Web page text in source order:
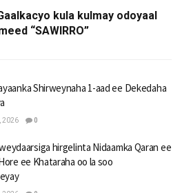
kula kulmay odoyaal
“SAWIRRO”
Shirweynaha 1-aad ee Dekedaha
2026 0
hirgelinta Nidaamka Qaran ee
ee Khataraha oo la soo